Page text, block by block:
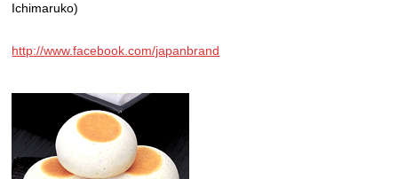
Ichimaruko)
http://www.facebook.com/japanbrand